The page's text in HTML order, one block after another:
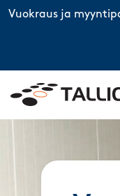
Skip to content
Vuokraus ja